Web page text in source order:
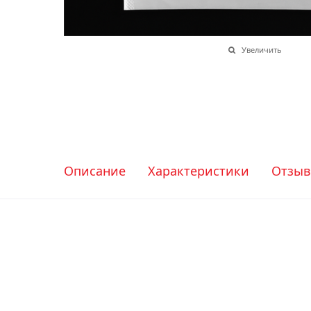
Увеличить
Описание Характеристики